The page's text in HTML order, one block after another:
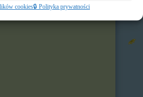
cookies🔒 Polityka prywatności